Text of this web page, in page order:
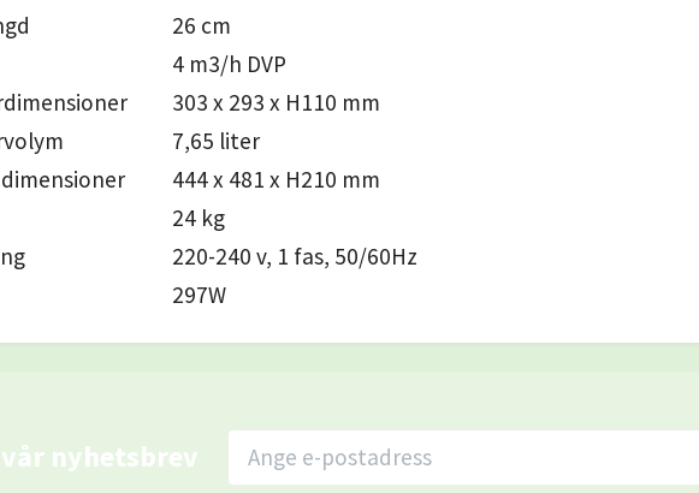
26 cm
4 m3/h DVP
303 x 293 x H110 mm
7,65 liter
444 x 481 x H210 mm
24 kg
220-240 v, 1 fas, 50/60Hz
297W
nyhetsbrev